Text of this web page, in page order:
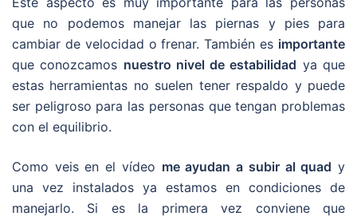
que no podemos manejar las piernas y pies para
cambiar de velocidad o frenar. También es importante
que conozcamos nuestro nivel de estabilidad ya que
estas herramientas no suelen tener respaldo y puede
ser peligroso para las personas que tengan problemas
con el equilibrio.
Como veis en el vídeo me ayudan a subir al quad y
una vez instalados ya estamos en condiciones de
manejarlo. Si es la primera vez conviene que